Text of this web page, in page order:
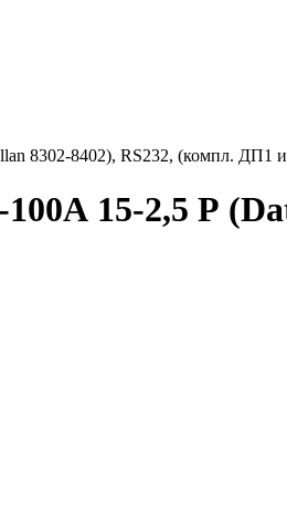
8302-8402), RS232, (компл. ДП1
15-2,5 Р